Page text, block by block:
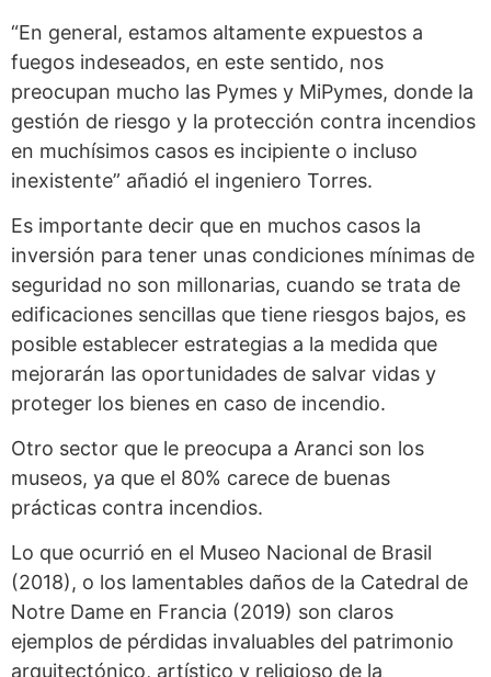
“En general, estamos altamente expuestos a
fuegos indeseados, en este sentido, nos
preocupan mucho las Pymes y MiPymes, donde la
gestión de riesgo y la protección contra incendios
en muchísimos casos es incipiente o incluso
inexistente” añadió el ingeniero Torres.
Es importante decir que en muchos casos la
inversión para tener unas condiciones mínimas de
seguridad no son millonarias, cuando se trata de
edificaciones sencillas que tiene riesgos bajos, es
posible establecer estrategias a la medida que
mejorarán las oportunidades de salvar vidas y
proteger los bienes en caso de incendio.
Otro sector que le preocupa a Aranci son los
museos, ya que el 80% carece de buenas
prácticas contra incendios.
Lo que ocurrió en el Museo Nacional de Brasil
(2018), o los lamentables daños de la Catedral de
Notre Dame en Francia (2019) son claros
ejemplos de pérdidas invaluables del patrimonio
arquitectónico, artístico y religioso de la